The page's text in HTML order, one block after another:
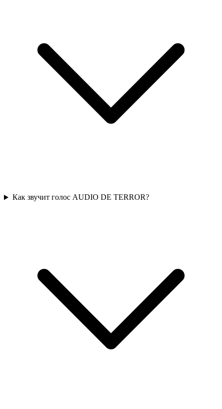
Как звучит голос AUDIO DE TERROR?